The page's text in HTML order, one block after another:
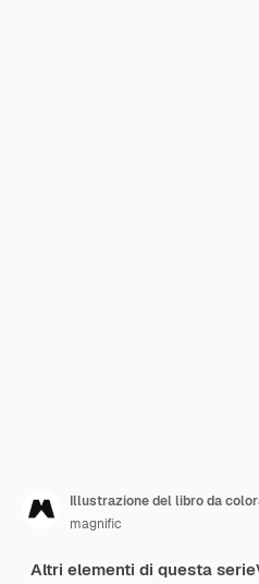
Illustrazione del libro da
magnific
Altri elementi di questa serie